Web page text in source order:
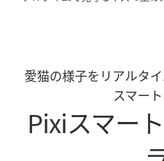
愛猫の様子をリアルタ
スマー
Pixiスマー